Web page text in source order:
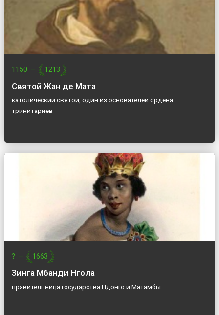
1150 — 1213
Святой Жан де Мата
католический святой, один из основателей ордена
тринитариев
? — 1663
Зинга Мбанди Нгола
правительница государства Ндонго и Матамбы